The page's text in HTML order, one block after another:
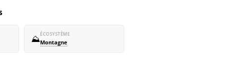
⛰️ÉCOSYSTÈME
Montagne